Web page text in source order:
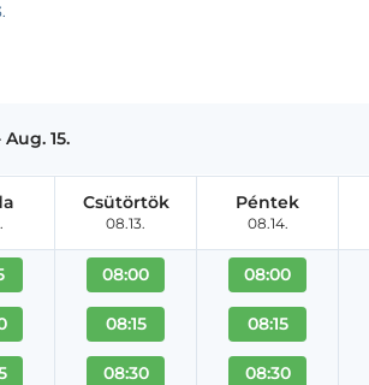
15.
Csütörtök
08.13.
08:00
08:15
08:30
Péntek
08.14.
08:00
08:15
08:30